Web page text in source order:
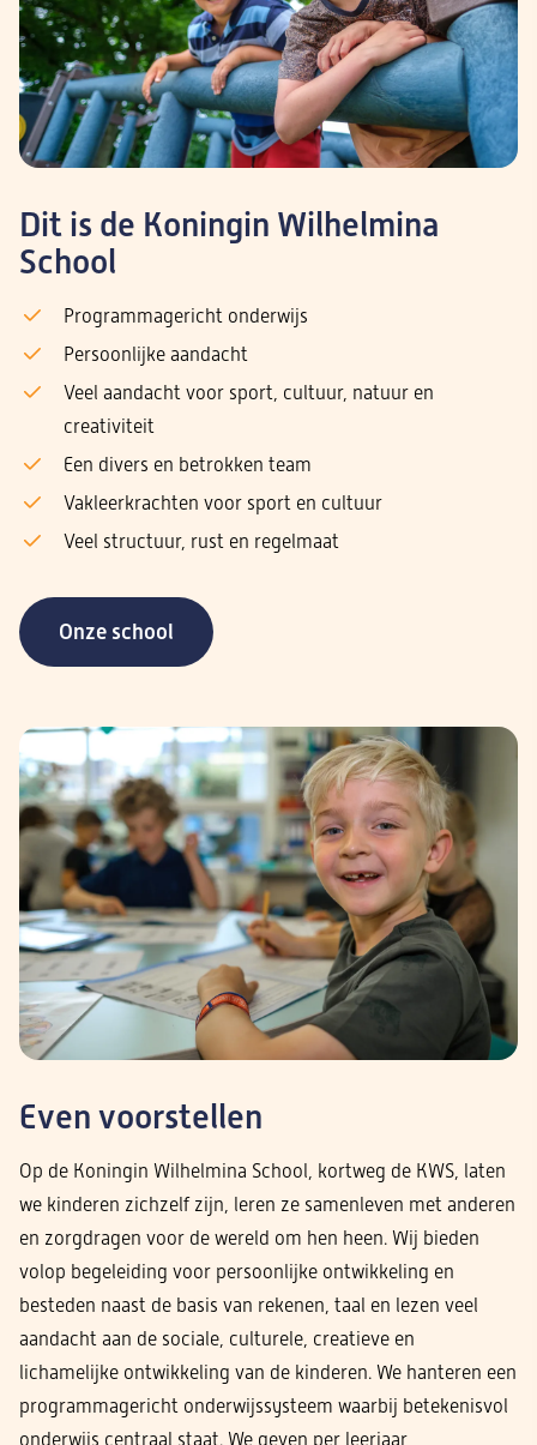
Dit is de Koningin Wilhelmina
School
Programmagericht onderwijs
Persoonlijke aandacht
Veel aandacht voor sport, cultuur, natuur en
creativiteit
Een divers en betrokken team
Vakleerkrachten voor sport en cultuur
Veel structuur, rust en regelmaat
Onze school
Even voorstellen
Op de Koningin Wilhelmina School, kortweg de KWS, laten
we kinderen zichzelf zijn, leren ze samenleven met anderen
en zorgdragen voor de wereld om hen heen. Wij bieden
volop begeleiding voor persoonlijke ontwikkeling en
besteden naast de basis van rekenen, taal en lezen veel
aandacht aan de sociale, culturele, creatieve en
lichamelijke ontwikkeling van de kinderen. We hanteren een
programmagericht onderwijssysteem waarbij betekenisvol
onderwijs centraal staat. We geven per leerjaar